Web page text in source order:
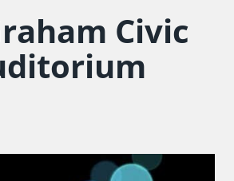
Civic